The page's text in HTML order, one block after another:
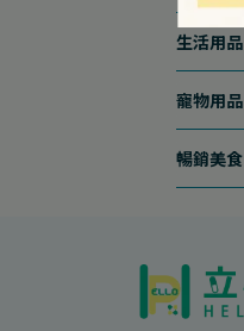
生活用品
寵物用品
暢銷美食